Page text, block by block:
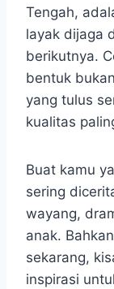
Tengah,
layak dijaga
berikutnya.
bentuk
yang tulus
kualitas
Buat kamu
sering
wayang,
anak.
sekarang,
inspirasi